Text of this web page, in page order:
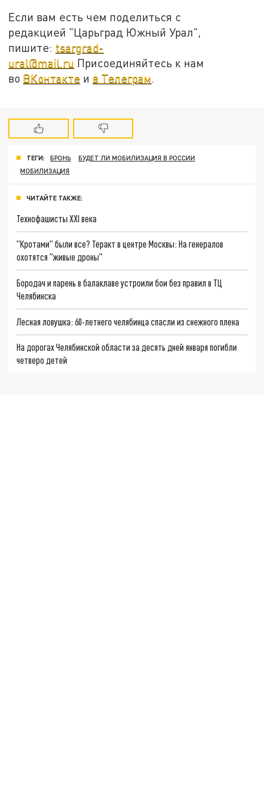
Если вам есть чем поделиться с
редакцией "Царьград Южный Урал",
пишите: tsargrad-
ural@mail.ru Присоединяйтесь к нам
во ВКонтакте и в Телеграм.
ТЕГИ: БРОНЬ
БУДЕТ ЛИ МОБИЛИЗАЦИЯ В РОССИИ
МОБИЛИЗАЦИЯ
ЧИТАЙТЕ ТАКЖЕ:
Технофашисты XXI века
"Кротами" были все? Теракт в центре Москвы: На генералов
охотятся "живые дроны"
Бородач и парень в балаклаве устроили бои без правил в ТЦ
Челябинска
Лесная ловушка: 60-летнего челябинца спасли из снежного плена
На дорогах Челябинской области за десять дней января погибли
четверо детей